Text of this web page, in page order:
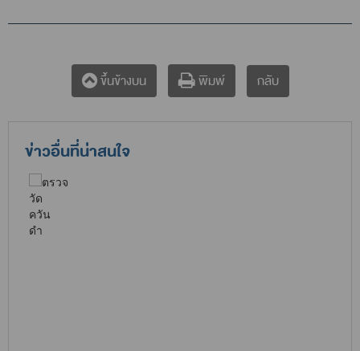
ขึ้นข้างบน พิมพ์ กลับ
ข่าวอื่นที่น่าสนใจ